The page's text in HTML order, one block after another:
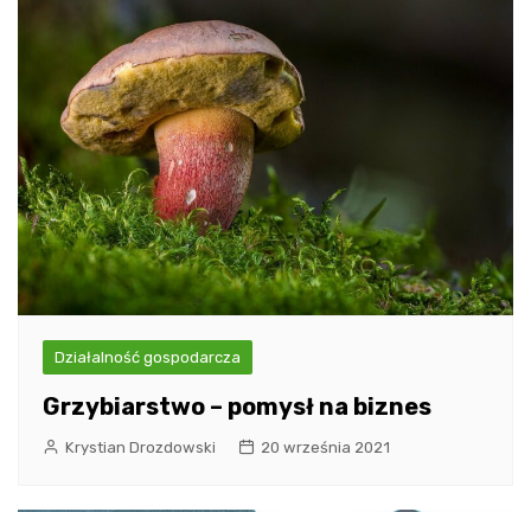
Działalność gospodarcza
Grzybiarstwo – pomysł na biznes
Krystian Drozdowski 20 września 2021